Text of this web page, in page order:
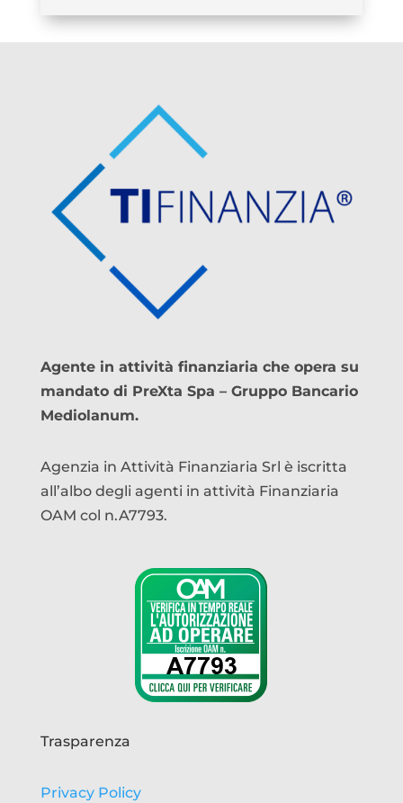
Agente in attività finanziaria che opera su
mandato di PreXta Spa – Gruppo Bancario
Mediolanum.
Agenzia in Attività Finanziaria Srl è iscritta
all’albo degli agenti in attività Finanziaria
OAM col n.A7793.
Trasparenza
Privacy Policy